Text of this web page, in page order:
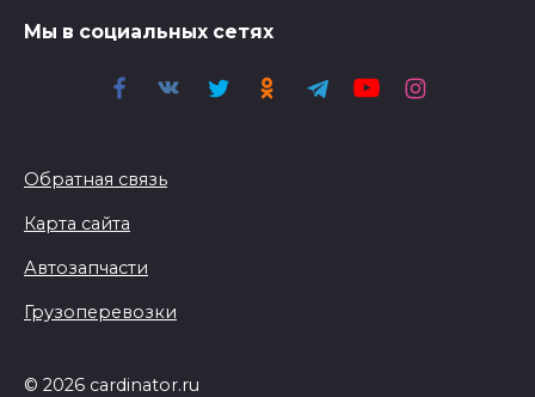
Мы в социальных сетях
Обратная связь
Карта сайта
Автозапчасти
Грузоперевозки
© 2026 cardinator.ru